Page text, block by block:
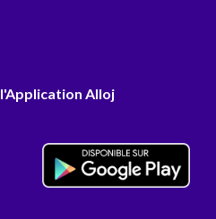
Alloj